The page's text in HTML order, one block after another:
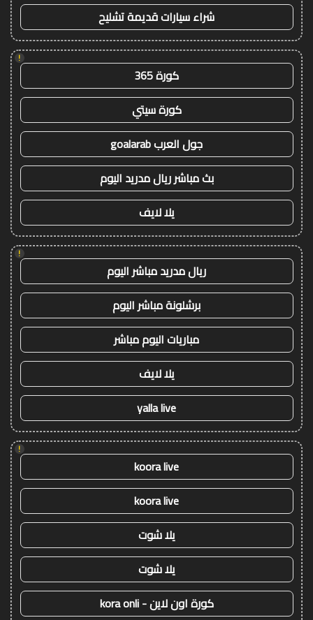
شراء سيارات قديمة تشليح
!
كورة 365
كورة سيتي
جول العرب goalarab
بث مباشر ريال مدريد اليوم
يلا لايف
!
ريال مدريد مباشر اليوم
برشلونة مباشر اليوم
مباريات اليوم مباشر
يلا لايف
yalla live
!
koora live
koora live
يلا شوت
يلا شوت
كورة اون لاين - kora onli